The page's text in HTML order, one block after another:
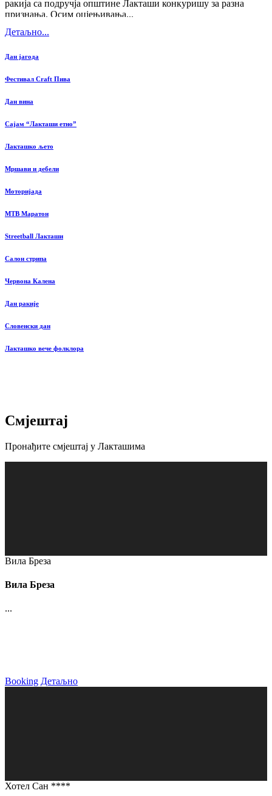
ракија са подручја општине Лакташи конкуришу за разна
признања. Осим оцјењивања...
Детаљно...
Дан јагода
Фестивал Craft Пива
Дан вина
Сајам “Лакташи етно”
Лакташко љето
Мршави и дебели
Моторијада
MTB Маратон
Streetball Лакташи
Салон стрипа
Червона Калена
Дан ракије
Словенски дан
Лакташко вече фолклора
Смјештај
Пронађите смјештај у Лакташима
Вила Бреза
Вила Бреза
...
Booking Детаљно
Хотел Сан ****